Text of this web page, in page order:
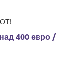
400 евро /